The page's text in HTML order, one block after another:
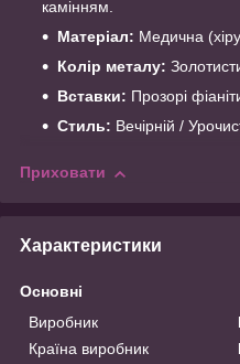
камінням.
Матеріал: Медична
Колір металу:
Вставки: Прозорі
Стиль: Вечірній /
Приховати
Характеристики
Основні
Виробник
Країна виробник